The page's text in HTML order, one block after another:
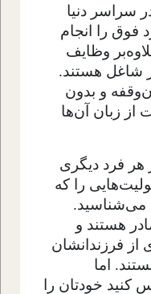
مادر در سراسر دنیا
فوق را انجام
وظایف
شاغل هستند.
و بدون
از زبان آن‌ها
هر فرد دیگری
را که
می‌شناسید.
هستند و
فرزندانشان
اما
کنید خودتان را